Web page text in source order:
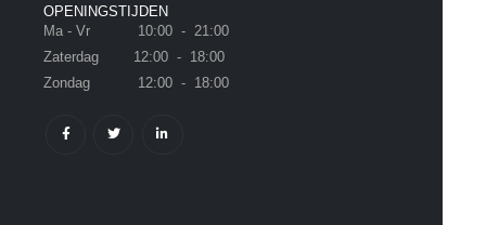
OPENINGSTIJDEN
Ma - Vr 10:00 - 21:00
Zaterdag 12:00 - 18:00
Zondag 12:00 - 18:00